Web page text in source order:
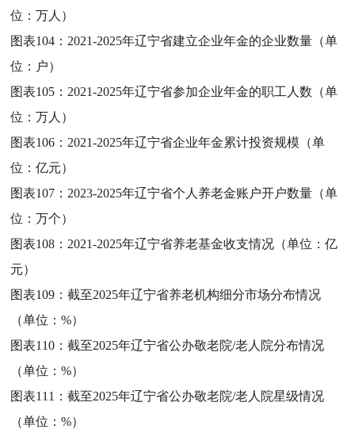
位：万人）
图表104： 2021-2025年辽宁省建立企业年金的企业数量（单
位：户）
图表105： 2021-2025年辽宁省参加企业年金的职工人数（单
位：万人）
图表106： 2021-2025年辽宁省企业年金累计投资规模（单
位：亿元）
图表107： 2023-2025年辽宁省个人养老金账户开户数量（单
位：万个）
图表108： 2021-2025年辽宁省养老基金收支情况（单位：亿
元）
图表109：截至2025年辽宁省养老机构细分市场分布情况
（单位：%）
图表110：截至2025年辽宁省公办敬老院/老人院分布情况
（单位：%）
图表111：截至2025年辽宁省公办敬老院/老人院星级情况
（单位：%）